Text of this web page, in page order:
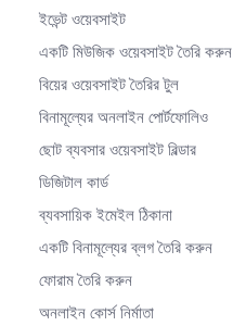
ইভেন্ট ওয়েবসাইট
একটি মিউজিক ওয়েবসাইট তৈরি করুন
বিয়ের ওয়েবসাইট তৈরির টুল
বিনামূল্যের অনলাইন পোর্টফোলিও
ছোট ব্যবসার ওয়েবসাইট বিল্ডার
ডিজিটাল কার্ড
ব্যবসায়িক ইমেইল ঠিকানা
একটি বিনামূল্যের ব্লগ তৈরি করুন
ফোরাম তৈরি করুন
অনলাইন কোর্স নির্মাতা